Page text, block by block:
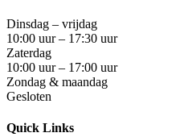
Dinsdag – vrijdag
10:00 uur – 17:30 uur
Zaterdag
10:00 uur – 17:00 uur
Zondag & maandag
Gesloten
Quick Links